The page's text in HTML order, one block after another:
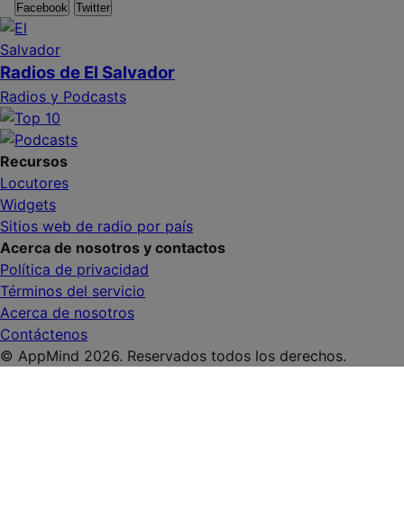
Facebook Twitter
Radios de El Salvador
Radios y Podcasts
Recursos
Locutores
Widgets
Sitios web de radio por país
Acerca de nosotros y contactos
Política de privacidad
Términos del servicio
Acerca de nosotros
Contáctenos
© AppMind 2026. Reservados todos los derechos.